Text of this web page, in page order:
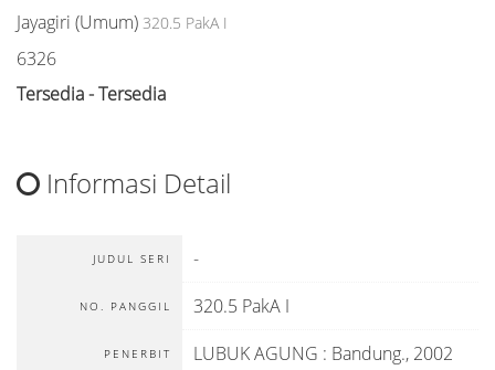
Jayagiri (Umum) 320.5 PakA I
6326
Tersedia - Tersedia
Informasi Detail
JUDUL SERI -
NO. PANGGIL 320.5 PakA I
PENERBIT LUBUK AGUNG : Bandung., 2002